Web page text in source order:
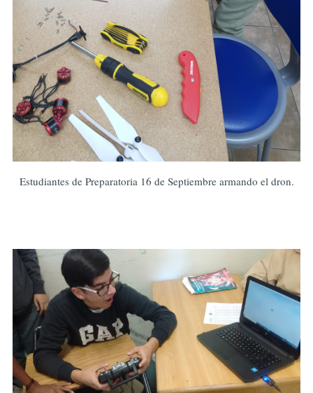
Estudiantes de Preparatoria 16 de Septiembre armando el dron.